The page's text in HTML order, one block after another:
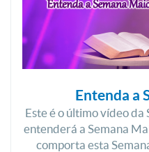
Entenda a
Este é o último vídeo da
entenderá a Semana
comporta esta